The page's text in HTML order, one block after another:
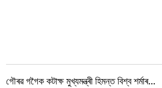
গৌৰৱ গগৈক কটাক্ষ মুখ্যমন্ত্ৰী হিমন্ত বিশ্ব শৰ্মাৰ...